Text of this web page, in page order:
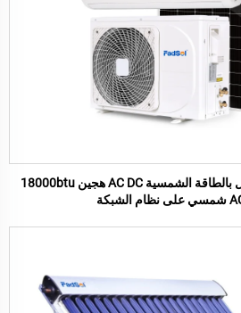
مكيف هواء مكيف هواء يعمل بالطاقة الشمسية AC DC هجين 18000btu